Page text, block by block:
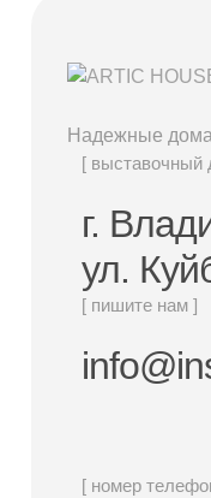
Надежные дома
[ выставочный
г.
ул.
[ пишите нам ]
[ номер